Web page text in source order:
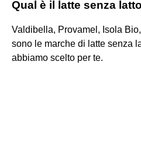
Qual è il latte senza
Valdibella, Provamel, Isola
sono le marche di latte senza
abbiamo scelto per te.